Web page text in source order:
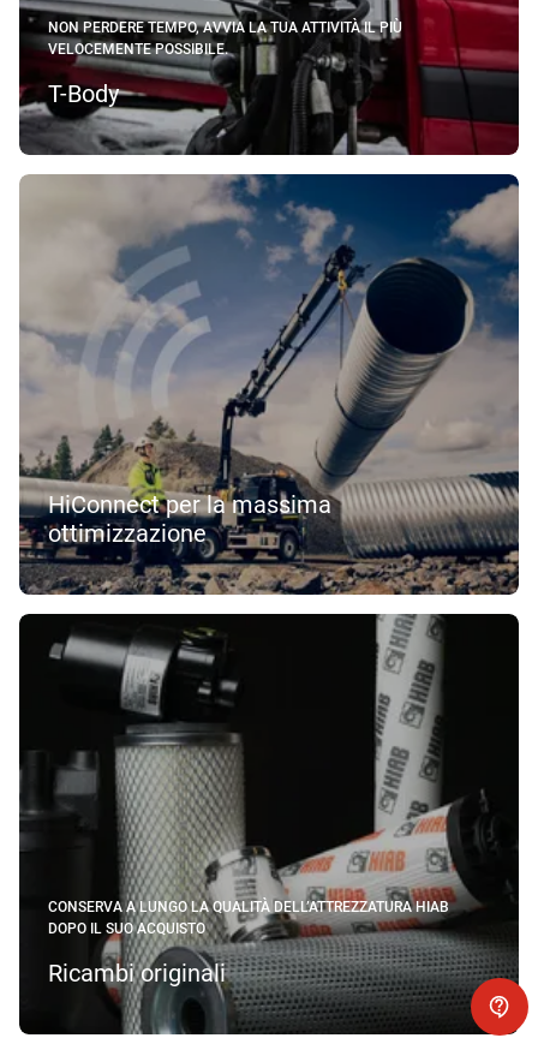
NON PERDERE TEMPO, AVVIA LA TUA ATTIVITÀ IL PIÙ
VELOCEMENTE POSSIBILE.
T-Body
HiConnect per la massima
ottimizzazione
CONSERVA A LUNGO LA QUALITÀ DELL’ATTREZZATURA HIAB
DOPO IL SUO ACQUISTO
Ricambi originali